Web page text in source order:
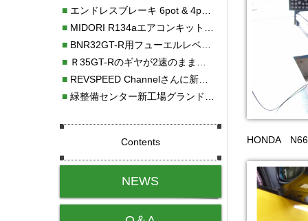
HONDA
■エンドレスブレーキ 6pot & 4potオーバーホール
■MIDORI R134aエアコンキットタイプⅡ取り付け
■BNR32GT-R用フューエルレベルセンサー新発売！！
■Ｒ35GT-Rのギヤが2速のまま変速しない！！
■REVSPEED Channelさんに新社屋を紹介していただきました!!
■緑整備センター新工場グランドオープン・続報
Contents
NEWS